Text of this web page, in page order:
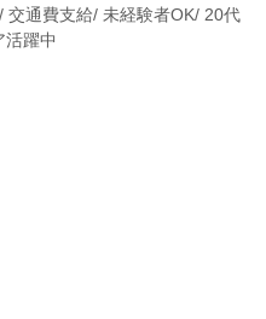
交通費支給/ 未経験者OK/ 20代
躍中